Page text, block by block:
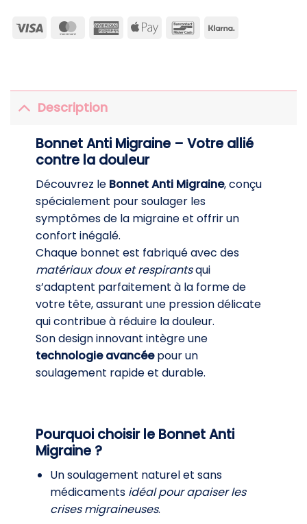
Visa MasterCardAmericanApple
Bancontact
Klarna
Description
Bonnet Anti Migraine – Votre allié
contre la douleur
Découvrez le Bonnet Anti Migraine, conçu
spécialement pour soulager les
symptômes de la migraine et offrir un
confort inégalé.
Chaque bonnet est fabriqué avec des
matériaux doux et respirantsqui
s’adaptent parfaitement à la forme de
votre tête, assurant une pression délicate
qui contribue à réduire la douleur.
Son design innovant intègre une
technologie avancéepour un
soulagement rapide et durable.
Pourquoi choisir le Bonnet Anti
Migraine ?
Un soulagement naturel et sans
médicaments idéal pour apaiser les
crises migraineuses.